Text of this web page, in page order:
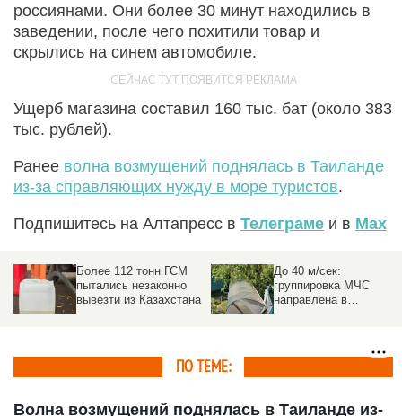
россиянами. Они более 30 минут находились в
заведении, после чего похитили товар и
скрылись на синем автомобиле.
Ущерб магазина составил 160 тыс. бат (около 383
тыс. рублей).
Ранее волна возмущений поднялась в Таиланде
из-за справляющих нужду в море туристов.
Подпишитесь на Алтапресс в Телеграме и в Max
Более 112 тонн ГСМ
пытались незаконно
вывезти из Казахстана
До 40 м/сек:
группировка МЧС
направлена в
ПО ТЕМЕ:
Волна возмущений поднялась в Таиланде из-